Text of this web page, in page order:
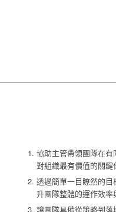
協助主管帶領團隊在
對組織最有價值的關鍵
透過簡單一目瞭然的
升團隊整體的運作效率
讓團隊具備從策略到